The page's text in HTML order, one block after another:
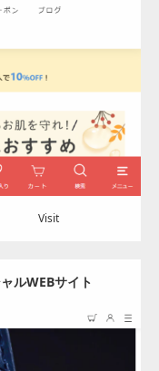
Visit
ルWEBサイト